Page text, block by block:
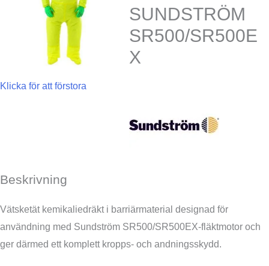
Klicka för att förstora
SUNDSTRÖM
SR500/SR500E
X
Beskrivning
Vätsketät kemikaliedräkt i barriärmaterial designad för
användning med Sundström SR500/SR500EX-fläktmotor och
ger därmed ett komplett kropps- och andningsskydd.